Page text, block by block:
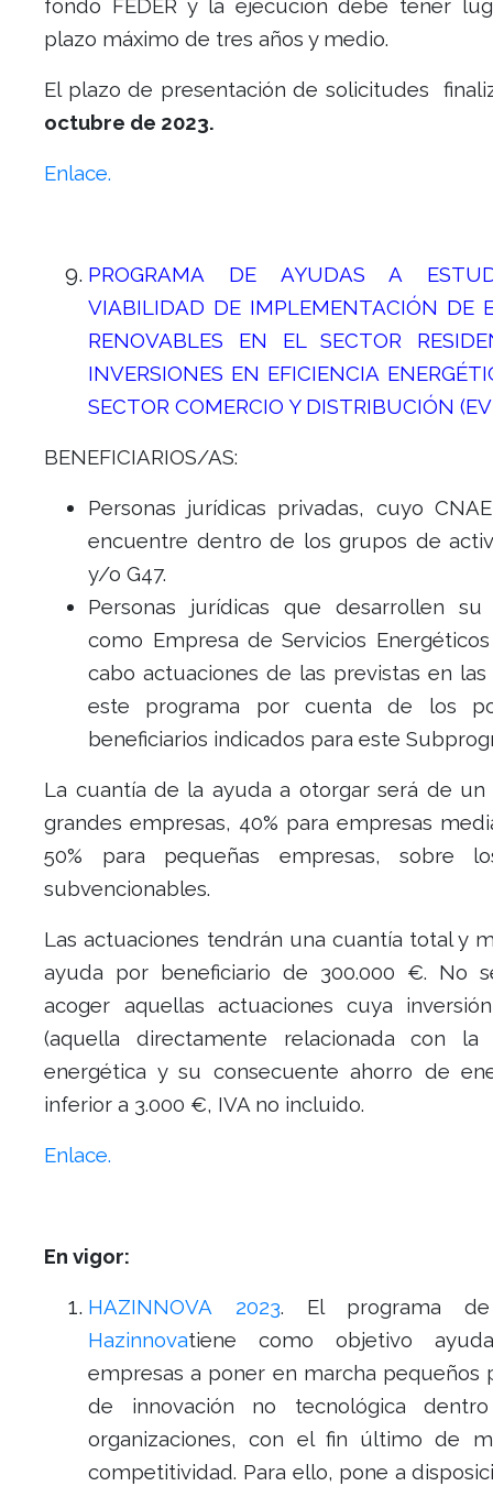
fondo FEDER y la ejecución debe tener
plazo máximo de tres años y medio.
El plazo de presentación de solicitudes
octubre de 2023.
Enlace.
PROGRAMA DE AYUDAS A
VIABILIDAD DE IMPLEMENTACIÓN DE
RENOVABLES EN EL SECTOR
INVERSIONES EN EFICIENCIA
SECTOR COMERCIO Y DISTRIBUCIÓN
BENEFICIARIOS/AS:
Personas jurídicas privadas, cuyo
encuentre dentro de los grupos de
y/o G47.
Personas jurídicas que desarrollen su
como Empresa de Servicios
cabo actuaciones de las previstas en las
este programa por cuenta de los
beneficiarios indicados para este
La cuantía de la ayuda a otorgar será de un
grandes empresas, 40% para empresas
50% para pequeñas empresas, sobre
subvencionables.
Las actuaciones tendrán una cuantía total y
ayuda por beneficiario de 300.000 €. No
acoger aquellas actuaciones cuya
(aquella directamente relacionada con la
energética y su consecuente ahorro de
inferior a 3.000 €, IVA no incluido.
Enlace.
En vigor:
HAZINNOVA 2023. El programa
Hazinnovatiene como objetivo
empresas a poner en marcha pequeños
de innovación no tecnológica
organizaciones, con el fin último de
competitividad. Para ello, pone a